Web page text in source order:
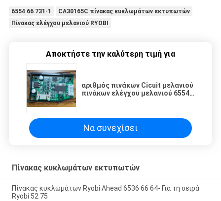
6554 66 731-1
CA30165C πίνακας κυκλωμάτων εκτυπωτών
Πίνακας ελέγχου μελανιού RYOBI
Αποκτήστε την καλύτερη τιμή για
αριθμός πινάκων Cicuit μελανιού
πινάκων ελέγχου μελανιού 6554
Να συνεχίσει
Πίνακας κυκλωμάτων εκτυπωτών
Πίνακας κυκλωμάτων Ryobi Ahead 6536 66 64- Για τη σειρά
Ryobi 52 75